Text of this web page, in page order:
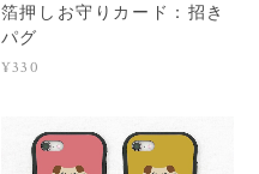
箔押しお守りカード：招き
パグ
¥330